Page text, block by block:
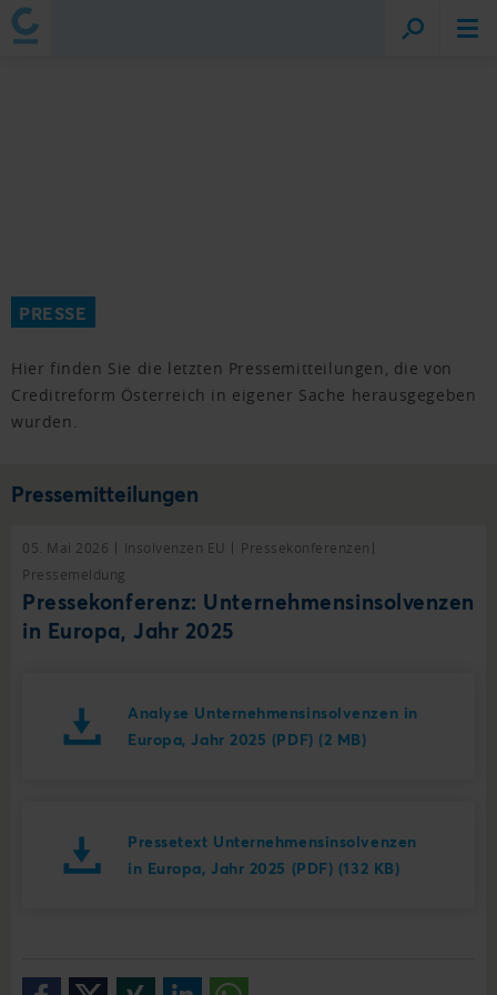
PRESSE
Hier finden Sie die letzten Pressemitteilungen, die von
Creditreform Österreich in eigener Sache herausgegeben
wurden.
Pressemitteilungen
05. Mai 2026 Insolvenzen EU
Pressekonferenzen
Pressemeldung
Pressekonferenz: Unternehmensinsolvenzen
in Europa, Jahr 2025
Analyse Unternehmensinsolvenzen in
Europa, Jahr 2025 (PDF) (2 MB)
Pressetext Unternehmensinsolvenzen
in Europa, Jahr 2025 (PDF) (132 KB)